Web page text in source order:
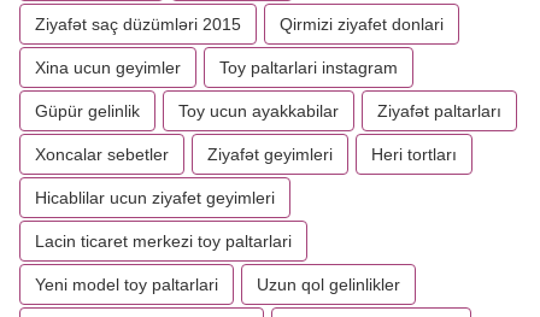
Ziyafət saç düzümləri 2015 Qirmizi ziyafet donlari
Xina ucun geyimler Toy paltarlari instagram
Güpür gelinlik Toy ucun ayakkabilar Ziyafət paltarları
Xoncalar sebetler Ziyafət geyimleri Heri tortları
Hicablilar ucun ziyafet geyimleri
Lacin ticaret merkezi toy paltarlari
Yeni model toy paltarlari Uzun qol gelinlikler